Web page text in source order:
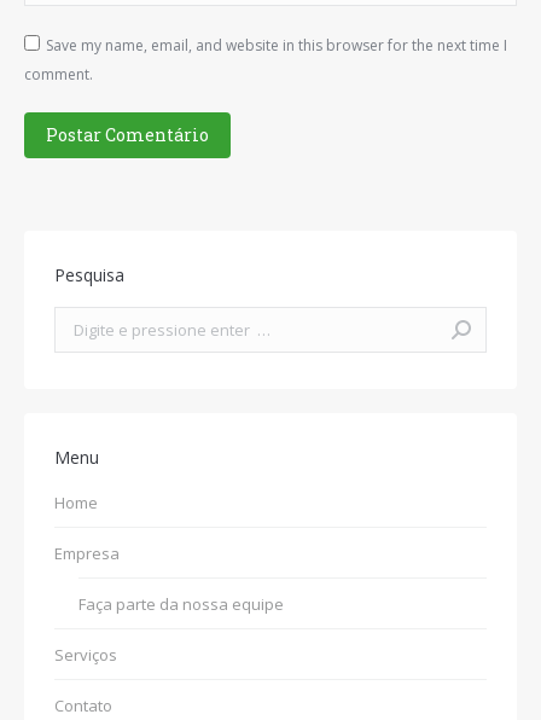
Save my name, email, and website in this browser for the next time I
comment.
Postar Comentário
Pesquisa
Menu
Home
Empresa
Faça parte da nossa equipe
Serviços
Contato